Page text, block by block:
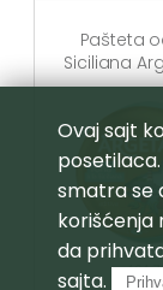
Pašteta
Siciliana
Ovaj sajt
smatra se
korišćenja
da
sajta.